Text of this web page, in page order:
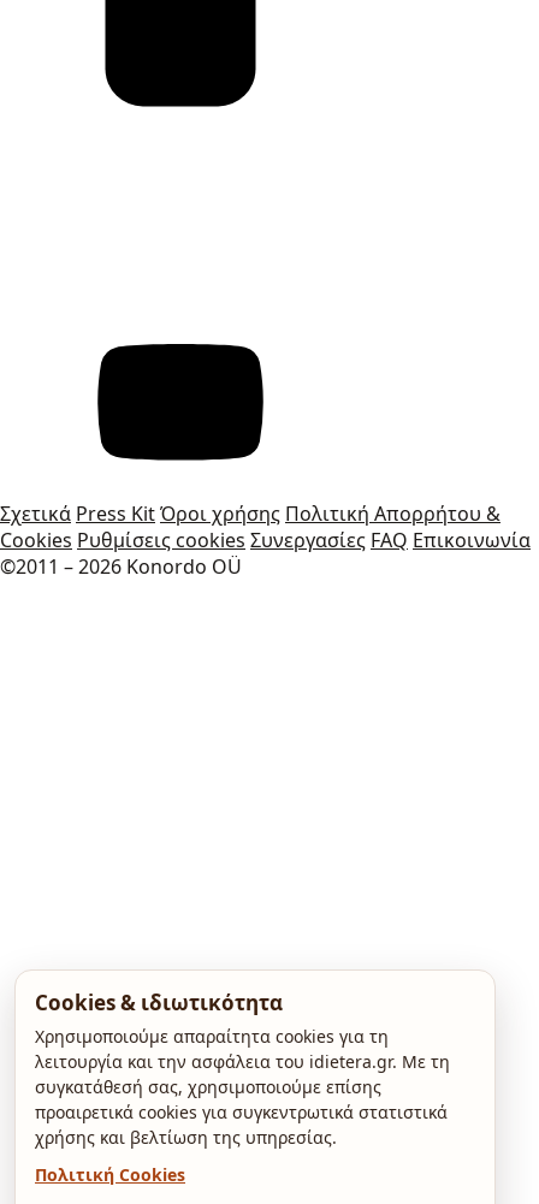
Σχετικά Press KitΌροι χρήσης Πολιτική Απορρήτου &
Cookies Ρυθμίσεις cookies Συνεργασίες FAQ Επικοινωνία
©2011 – 2026 Konordo OÜ
Cookies & ιδιωτικότητα
Χρησιμοποιούμε απαραίτητα cookies για τη
λειτουργία και την ασφάλεια του idietera.gr. Με τη
συγκατάθεσή σας, χρησιμοποιούμε επίσης
προαιρετικά cookies για συγκεντρωτικά στατιστικά
χρήσης και βελτίωση της υπηρεσίας.
Πολιτική Cookies